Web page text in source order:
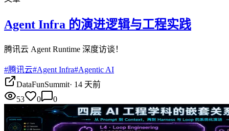
Agent Infra 的演进逻辑与工程实践
腾讯云 Agent Runtime 深度访谈！
#腾讯云#Agent Infra#Agentic AI
DataFunSummit· 14 天前
53
0 0